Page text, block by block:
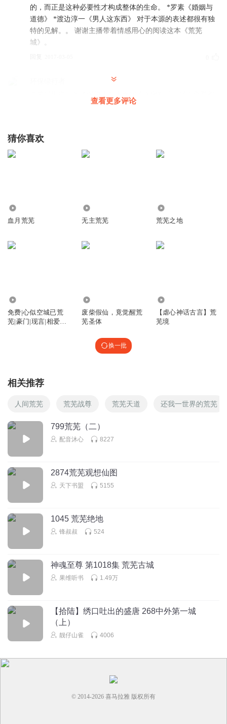
的，而正是这种必要性才构成整体的生命。 *罗素《婚姻与
道德》 *渡边淳一《男人这东西》 对于本源的表述都很有独
特的见解。。 谢谢主播带着情感用心的阅读这本《荒芜
城》。
可以。让我想到了杜拉斯的爱之于我,不是肌肤之亲,不是一蔬
回复
查看更多评论
猜你喜欢
血月荒芜 无主荒芜 荒芜之地
免费|心似空城已荒
芜|豪门|现言|相爱相
废柴假仙，竟觉醒荒
芜圣体
【虐心神话古言】荒
芜境
换一批
相关推荐
人间荒芜 荒芜战尊 荒芜天道 还我一世界的荒芜
799荒芜（二）
配音沐心 8227
2874荒芜观想仙图
天下书盟 5155
1045 荒芜绝地
锋叔叔 524
神魂至尊 第1018集 荒芜古城
果维听书 1.49万
【拾陆】绣口吐出的盛唐 268中外第一城
（上）
靓仔山雀 4006
© 2014-2026 喜马拉雅 版权所有